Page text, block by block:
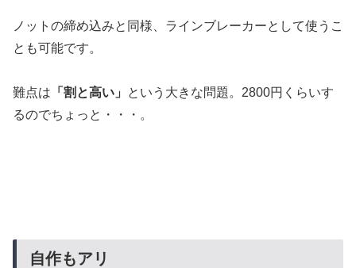
ノットの締め込みと同様、ラインブレーカーとして使うこ
とも可能です。
難点は 「割と高い」
という大きな問題。2800円くらいす
るのでちょっと・・・。
自作もアリ